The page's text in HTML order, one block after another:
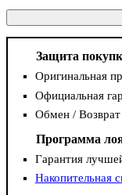
Защита
Оригинальная
Официальная
Обмен /
Программа
Гарантия
Накопительная